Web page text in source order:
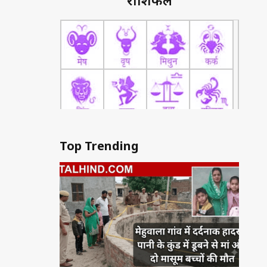
Top Trending